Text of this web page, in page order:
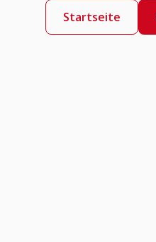
Startseite